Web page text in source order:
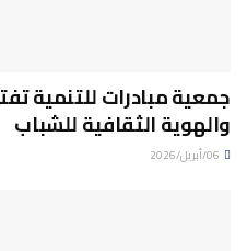
جمعية مبادرات للتنمية
والهوية الثقافية للشباب